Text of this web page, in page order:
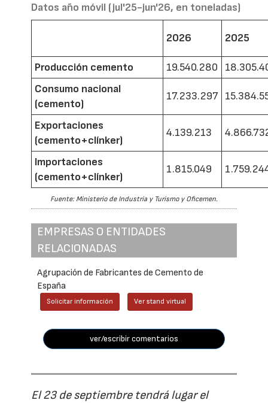
Datos año móvil (jul'25-jun'26, en toneladas)
2026 2025
Producción cemento 19.540.280
Consumo nacional
(cemento)
17.233.297
Exportaciones
(cemento+clínker)
4.139.213
Importaciones
(cemento+clínker)
1.815.049
Fuente: Ministerio de Industria y Turismo y Oficemen.
EMPRESAS O ENTIDADES
RELACIONADAS
Agrupación de Fabricantes de Cemento de
España
Solicitar información Ver stand virtual
ver/escribir comentarios
El 23 de septiembre tendrá lugar el